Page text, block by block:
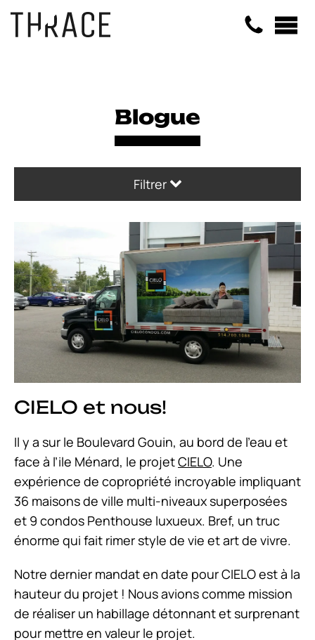
Blogue
Filtrer
CIELO et nous!
Il y a sur le Boulevard Gouin, au bord de l’eau et
face à l’ile Ménard, le projetCIELO. Une
expérience de copropriété incroyable impliquant
36 maisons de ville multi-niveaux superposées
et 9 condos Penthouse luxueux. Bref, un truc
énorme qui fait rimer style de vie et art de vivre.
Notre dernier mandat en date pour CIELO est à la
hauteur du projet ! Nous avions comme mission
de réaliser un habillage détonnant et surprenant
pour mettre en valeur le projet.